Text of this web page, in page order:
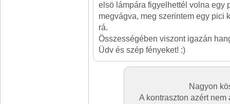
elsö lámpára figyelhettél volna egy
megvágva, meg szerintem egy pici
rá.
Összességében viszont igazán
Üdv és szép fényeket! :)
Nagyon
A kontraszton azért